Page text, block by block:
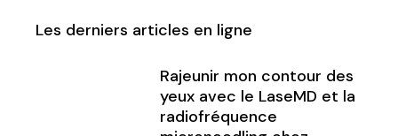
Les derniers articles en ligne
Rajeunir mon contour des
yeux avec le LaseMD et la
radiofréquence